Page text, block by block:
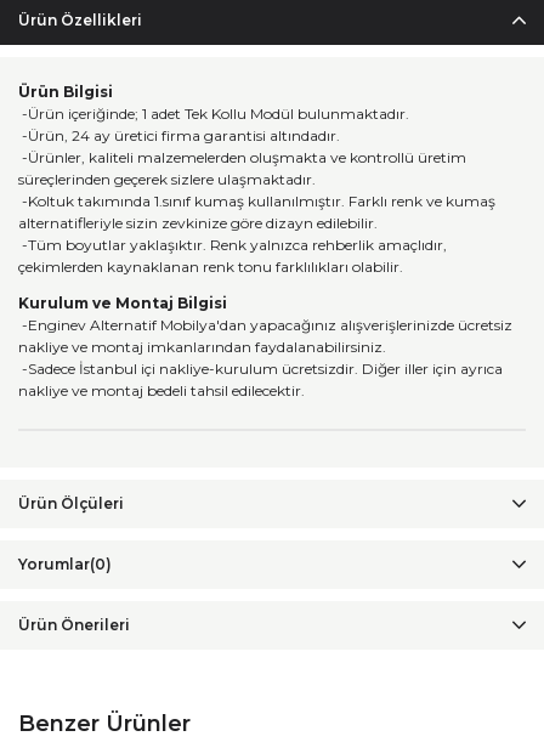
Ürün Özellikleri
Ürün Bilgisi
-Ürün içeriğinde; 1 adet Tek Kollu Modül bulunmaktadır.
-Ürün, 24 ay üretici firma garantisi altındadır.
-Ürünler, kaliteli malzemelerden oluşmakta ve kontrollü üretim
süreçlerinden geçerek sizlere ulaşmaktadır.
-Koltuk takımında 1.sınıf kumaş kullanılmıştır. Farklı renk ve kumaş
alternatifleriyle sizin zevkinize göre dizayn edilebilir.
-Tüm boyutlar yaklaşıktır. Renk yalnızca rehberlik amaçlıdır,
çekimlerden kaynaklanan renk tonu farklılıkları olabilir.
Kurulum ve Montaj Bilgisi
-Enginev Alternatif Mobilya'dan yapacağınız alışverişlerinizde ücretsiz
nakliye ve montaj imkanlarından faydalanabilirsiniz.
-Sadece İstanbul içi nakliye-kurulum ücretsizdir. Diğer iller için ayrıca
nakliye ve montaj bedeli tahsil edilecektir.
Yorumlar(0)
Ürün Önerileri
Benzer Ürünler